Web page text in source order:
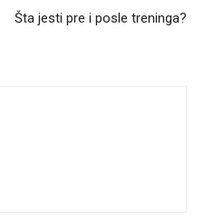
Šta jesti pre i posle treninga?